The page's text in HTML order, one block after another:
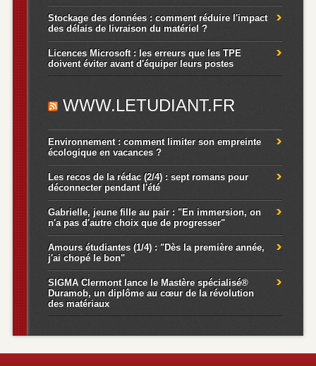
Stockage des données : comment réduire l'impact
des délais de livraison du matériel ?
Licences Microsoft : les erreurs que les TPE
doivent éviter avant d'équiper leurs postes
WWW.LETUDIANT.FR
Environnement : comment limiter son empreinte
écologique en vacances ?
Les recos de la rédac (2/4) : sept romans pour
déconnecter pendant l'été
Gabrielle, jeune fille au pair : "En immersion, on
n'a pas d'autre choix que de progresser"
Amours étudiantes (1/4) : "Dès la première année,
j'ai chopé le bon"
SIGMA Clermont lance le Mastère spécialisé®
Duramob, un diplôme au cœur de la révolution
des matériaux